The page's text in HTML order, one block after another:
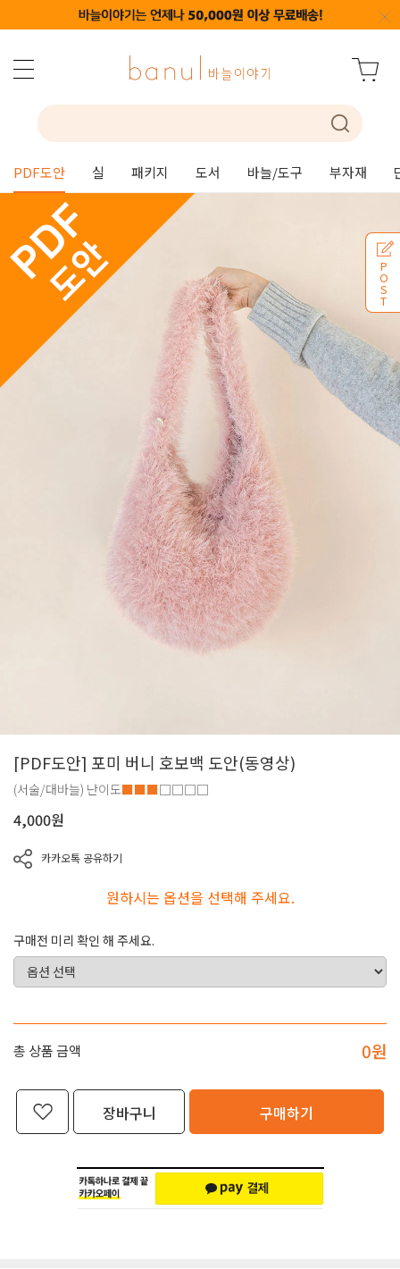
PDF도안 실 패키지 도서 바늘/도구 부자재
P
O
S
T
[PDF도안] 포미 버니 호보백 도안(동영상)
(서술/대바늘) 난이도■■■□□□□
4,000원
카카오톡 공유하기
원하시는 옵션을 선택해 주세요.
구매전 미리 확인 해 주세요.
총 상품 금액 0원
장바구니 구매하기